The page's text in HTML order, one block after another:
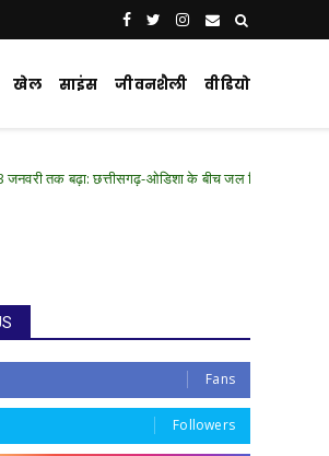
खेल साइंस जीवनशैली वीडियो
ओडिशा के बीच जल विवाद छह माह में सुलझेगा
Fans
Followers